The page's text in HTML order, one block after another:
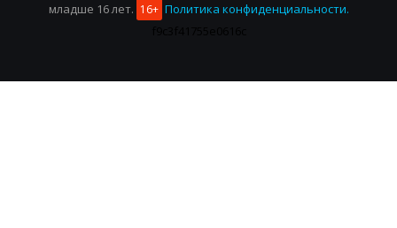
младше 16 лет. 16+ Политика конфиденциальности.